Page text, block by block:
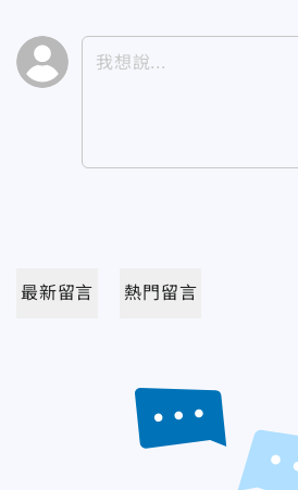
最新留言 熱門留言